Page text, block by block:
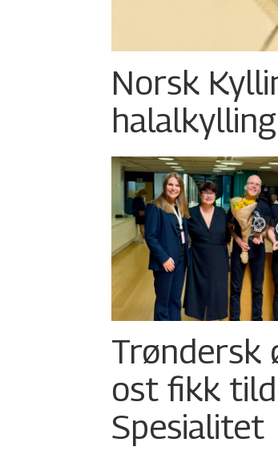
Norsk
Trøndersk
ost fikk
Spesialitet